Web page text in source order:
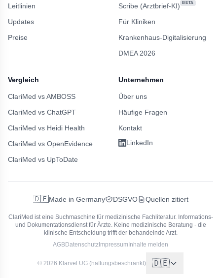
Leitlinien
Updates
Preise
Scribe (Arztbrief-KI)
BETA
Für Kliniken
Krankenhaus-Digitalisierung
DMEA 2026
Vergleich
ClariMed vs AMBOSS
ClariMed vs ChatGPT
ClariMed vs Heidi Health
ClariMed vs OpenEvidence
ClariMed vs UpToDate
Unternehmen
Über uns
Häufige Fragen
Kontakt
LinkedIn
🇩🇪Made in Germany DSGVO Quellen zitiert
ClariMed ist eine Suchmaschine für medizinische Fachliteratur. Informations-
und Dokumentationsdienst für Ärzte. Keine medizinische Beratung - die
klinische Entscheidung trifft der behandelnde Arzt.
AGBDatenschutz Impressum Inhalte melden
© 2026 Klarvel UG (haftungsbeschränkt) 🇩🇪